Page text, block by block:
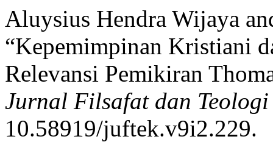
Aluysius Hendra Wijaya
“Kepemimpinan Kristiani
Relevansi Pemikiran
Jurnal Filsafat dan
10.58919/juftek.v9i2.229.